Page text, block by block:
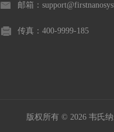
邮箱：
传真：400-9999-185
版权所有 © 2026 韦氏